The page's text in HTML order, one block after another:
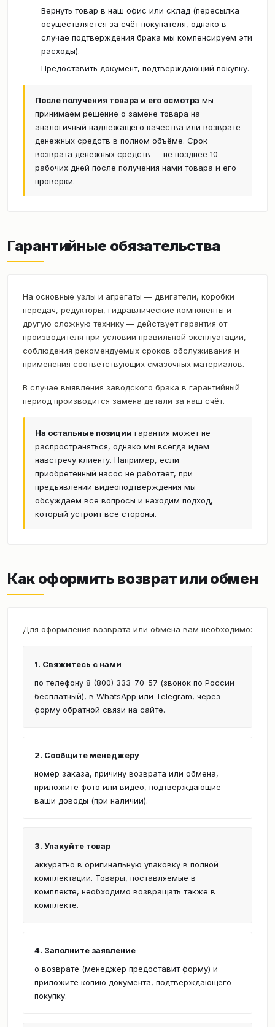
Вернуть товар в наш офис или склад (пересылка
осуществляется за счёт покупателя, однако в
случае подтверждения брака мы компенсируем эти
расходы).
Предоставить документ, подтверждающий покупку.
После получения товара и его осмотра мы
принимаем решение о замене товара на
аналогичный надлежащего качества или возврате
денежных средств в полном объёме. Срок
возврата денежных средств — не позднее 10
рабочих дней после получения нами товара и его
проверки.
Гарантийные обязательства
На основные узлы и агрегаты — двигатели, коробки
передач, редукторы, гидравлические компоненты и
другую сложную технику — действует гарантия от
производителя при условии правильной эксплуатации,
соблюдения рекомендуемых сроков обслуживания и
применения соответствующих смазочных материалов.
В случае выявления заводского брака в гарантийный
период производится замена детали за наш счёт.
На остальные позиции гарантия может не
распространяться, однако мы всегда идём
навстречу клиенту. Например, если
приобретённый насос не работает, при
предъявлении видеоподтверждения мы
обсуждаем все вопросы и находим подход,
который устроит все стороны.
Как оформить возврат или обмен
Для оформления возврата или обмена вам необходимо:
1. Свяжитесь с нами
по телефону 8 (800) 333-70-57 (звонок по России
бесплатный), в WhatsApp или Telegram, через
форму обратной связи на сайте.
2. Сообщите менеджеру
номер заказа, причину возврата или обмена,
приложите фото или видео, подтверждающие
ваши доводы (при наличии).
3. Упакуйте товар
аккуратно в оригинальную упаковку в полной
комплектации. Товары, поставляемые в
комплекте, необходимо возвращать также в
комплекте.
4. Заполните заявление
о возврате (менеджер предоставит форму) и
приложите копию документа, подтверждающего
покупку.